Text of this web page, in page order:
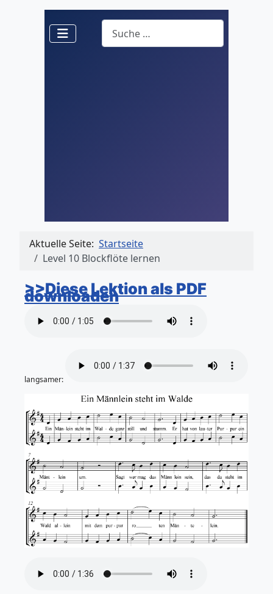
Suchen
Aktuelle Seite: Startseite
Level 10 Blockflöte lernen
>>Diese Lektion als PDF
downloaden
langsamer: